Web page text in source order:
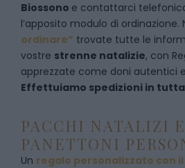
Biossono e contattarci
l’apposito modulo di ordinazione.
ordinare” trovate tutte le
vostre strenne natalizie, con
apprezzate come doni autentici
Effettuiamo spedizioni in
PACCHI NATALIZI E
PANETTONI
Un regalo personalizzato con